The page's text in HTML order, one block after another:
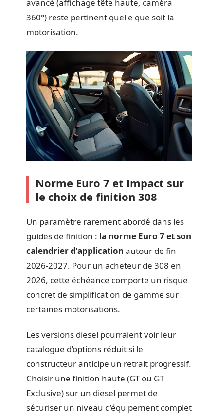
avancé (affichage tête haute, caméra
360°) reste pertinent quelle que soit la
motorisation.
Norme Euro 7 et impact sur
le choix de finition 308
Un paramètre rarement abordé dans les
guides de finition : la norme Euro 7 et son
calendrier d’application autour de fin
2026-2027. Pour un acheteur de 308 en
2026, cette échéance comporte un risque
concret de simplification de gamme sur
certaines motorisations.
Les versions diesel pourraient voir leur
catalogue d’options réduit si le
constructeur anticipe un retrait progressif.
Choisir une finition haute (GT ou GT
Exclusive) sur un diesel permet de
sécuriser un niveau d’équipement complet